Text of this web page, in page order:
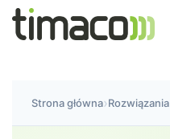
Strona główna Rozwiązania